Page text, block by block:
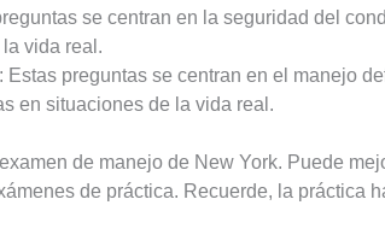
se centran en la seguridad del
vida real.
: Estas preguntas se centran en el manejo
en situaciones de la vida real.
de manejo de New York. Puede
de práctica. Recuerde, la práctica